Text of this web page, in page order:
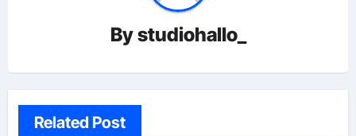
Bystudiohallo_
Related Post